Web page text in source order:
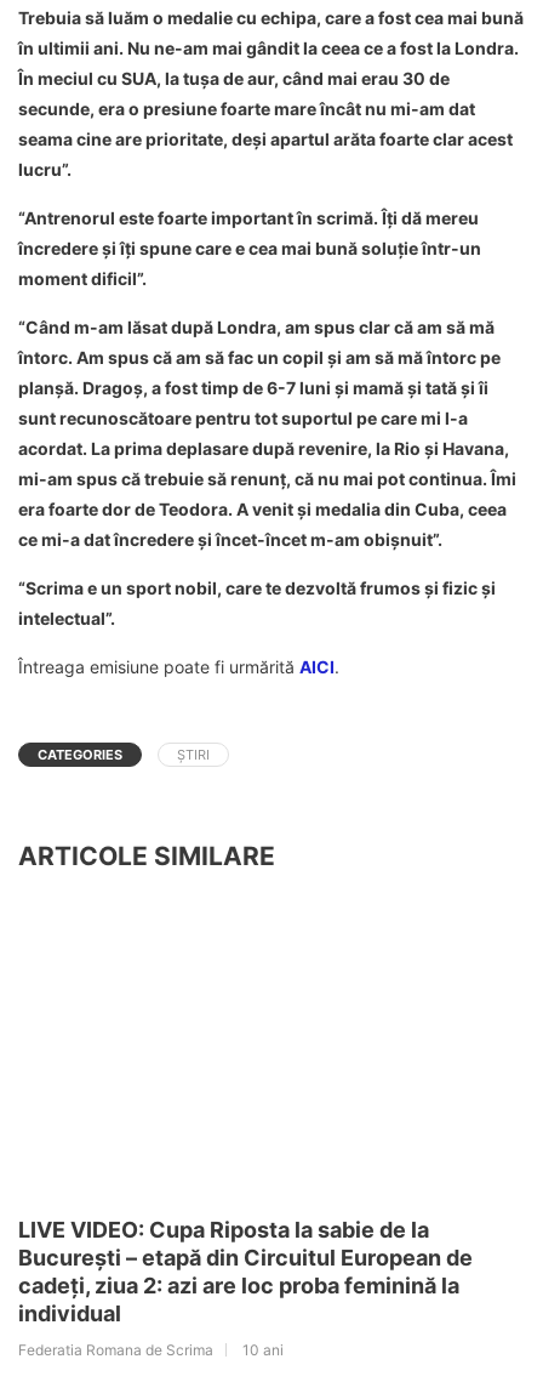
Trebuia să luăm o medalie cu echipa, care a fost cea mai bună
în ultimii ani. Nu ne-am mai gândit la ceea ce a fost la Londra.
În meciul cu SUA, la tușa de aur, când mai erau 30 de
secunde, era o presiune foarte mare încât nu mi-am dat
seama cine are prioritate, deși apartul arăta foarte clar acest
lucru”.
“Antrenorul este foarte important în scrimă. Îți dă mereu
încredere și îți spune care e cea mai bună soluție într-un
moment dificil”.
“Când m-am lăsat după Londra, am spus clar că am să mă
întorc. Am spus că am să fac un copil și am să mă întorc pe
planșă. Dragoș, a fost timp de 6-7 luni și mamă și tată și îi
sunt recunoscătoare pentru tot suportul pe care mi l-a
acordat. La prima deplasare după revenire, la Rio și Havana,
mi-am spus că trebuie să renunț, că nu mai pot continua. Îmi
era foarte dor de Teodora. A venit și medalia din Cuba, ceea
ce mi-a dat încredere și încet-încet m-am obișnuit”.
“Scrima e un sport nobil, care te dezvoltă frumos și fizic și
intelectual”.
Întreaga emisiune poate fi urmărită AICI.
CATEGORIES ȘTIRI
ARTICOLE SIMILARE
LIVE VIDEO: Cupa Riposta la sabie de la
București – etapă din Circuitul European de
cadeți, ziua 2: azi are loc proba feminină la
individual
Federatia Romana de Scrima 10 ani